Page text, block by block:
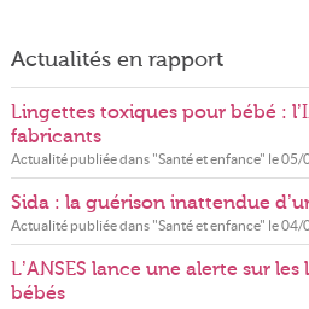
Actualités en rapport
Lingettes toxiques pour bébé :
fabricants
Actualité publiée dans "Santé et enfance" le05/
Sida : la guérison inattendue
Actualité publiée dans "Santé et enfance" le04/
L’ANSES lance une alerte sur
bébés